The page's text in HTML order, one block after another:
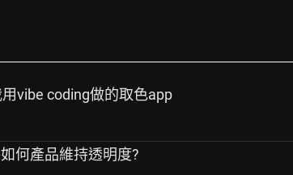
vibe coding做的取色app
何產品維持透明度?